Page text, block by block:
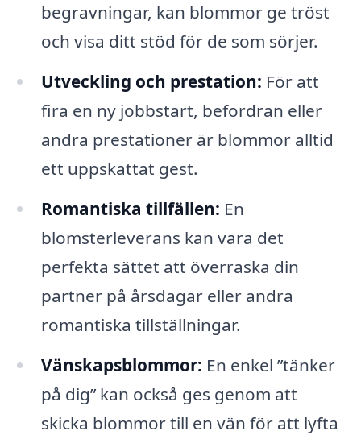
begravningar, kan blommor ge tröst
och visa ditt stöd för de som sörjer.
Utveckling och prestation: För att
fira en ny jobbstart, befordran eller
andra prestationer är blommor alltid
ett uppskattat gest.
Romantiska tillfällen: En
blomsterleverans kan vara det
perfekta sättet att överraska din
partner på årsdagar eller andra
romantiska tillställningar.
Vänskapsblommor: En enkel ”tänker
på dig” kan också ges genom att
skicka blommor till en vän för att lyfta